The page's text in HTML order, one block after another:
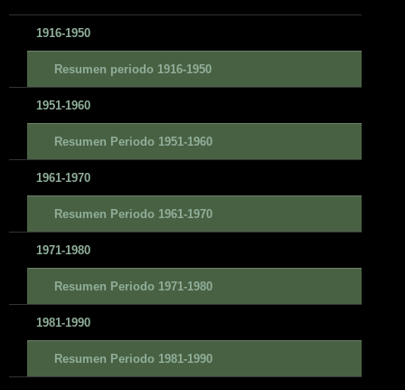
1916-1950
Resumen periodo 1916-1950
1951-1960
Resumen Periodo 1951-1960
1961-1970
Resumen Periodo 1961-1970
1971-1980
Resumen Periodo 1971-1980
1981-1990
Resumen Periodo 1981-1990